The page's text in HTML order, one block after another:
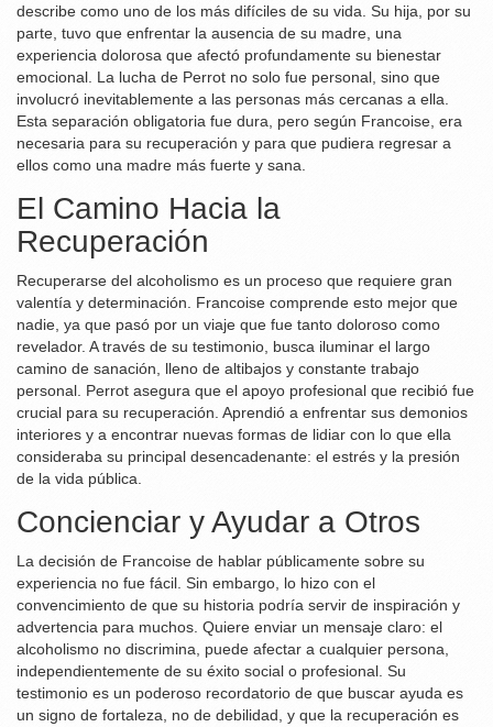
describe como uno de los más difíciles de su vida. Su hija, por su
parte, tuvo que enfrentar la ausencia de su madre, una
experiencia dolorosa que afectó profundamente su bienestar
emocional. La lucha de Perrot no solo fue personal, sino que
involucró inevitablemente a las personas más cercanas a ella.
Esta separación obligatoria fue dura, pero según Francoise, era
necesaria para su recuperación y para que pudiera regresar a
ellos como una madre más fuerte y sana.
El Camino Hacia la
Recuperación
Recuperarse del alcoholismo es un proceso que requiere gran
valentía y determinación. Francoise comprende esto mejor que
nadie, ya que pasó por un viaje que fue tanto doloroso como
revelador. A través de su testimonio, busca iluminar el largo
camino de sanación, lleno de altibajos y constante trabajo
personal. Perrot asegura que el apoyo profesional que recibió fue
crucial para su recuperación. Aprendió a enfrentar sus demonios
interiores y a encontrar nuevas formas de lidiar con lo que ella
consideraba su principal desencadenante: el estrés y la presión
de la vida pública.
Concienciar y Ayudar a Otros
La decisión de Francoise de hablar públicamente sobre su
experiencia no fue fácil. Sin embargo, lo hizo con el
convencimiento de que su historia podría servir de inspiración y
advertencia para muchos. Quiere enviar un mensaje claro: el
alcoholismo no discrimina, puede afectar a cualquier persona,
independientemente de su éxito social o profesional. Su
testimonio es un poderoso recordatorio de que buscar ayuda es
un signo de fortaleza, no de debilidad, y que la recuperación es